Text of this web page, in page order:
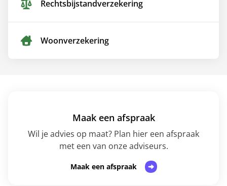
Rechtsbijstand­verzekering
Woon­verzekering
Maak een afspraak
Wil je advies op maat? Plan hier een afspraak
met een van onze adviseurs.
Maak een afspraak